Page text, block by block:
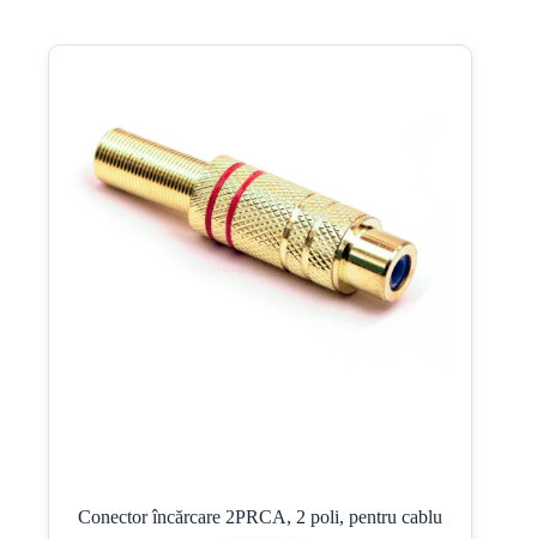
Conector încărcare 2PRCA, 2 poli, pentru cablu